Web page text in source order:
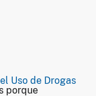
Uso de Drogas
porque